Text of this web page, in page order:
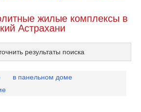
жилые комплексы в
Астрахани
результаты поиска
в панельном доме